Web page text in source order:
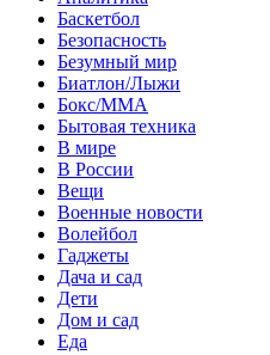
Баскетбол
Безопасность
Безумный мир
Биатлон/Лыжи
Бокс/MMA
Бытовая техника
В мире
В России
Вещи
Военные новости
Волейбол
Гаджеты
Дача и сад
Дети
Дом и сад
Еда